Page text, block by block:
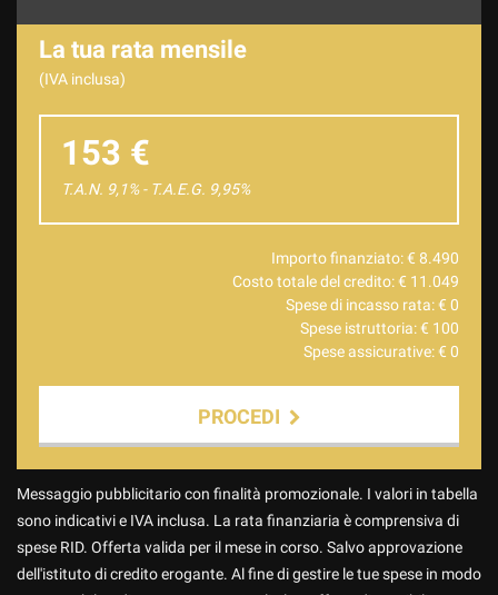
La tua rata mensile
(IVA inclusa)
153 €
T.A.N. 9,1% - T.A.E.G. 9,95%
Importo finanziato: € 8.490
Costo totale del credito: € 11.049
Spese di incasso rata: € 0
Spese istruttoria: € 100
Spese assicurative: € 0
PROCEDI
Contattaci
Messaggio pubblicitario con finalità promozionale. I valori in tabella
sono indicativi e IVA inclusa. La rata finanziaria è comprensiva di
spese RID. Offerta valida per il mese in corso. Salvo approvazione
dell'istituto di credito erogante. Al fine di gestire le tue spese in modo